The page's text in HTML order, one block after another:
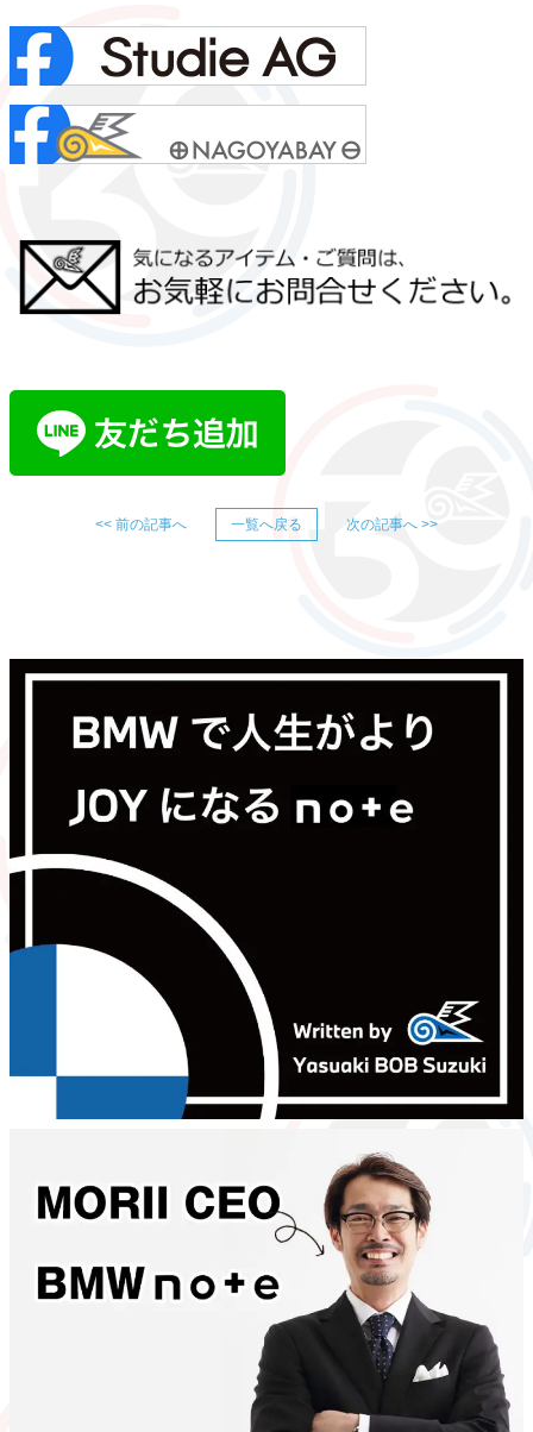
<< 前の記事へ 一覧へ戻る 次の記事へ >>